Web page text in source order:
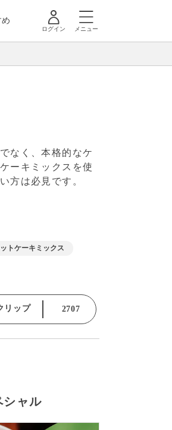
ログイン メニュー
なく、本格的なケ
ーキミックスを使
方は必見です。
トケーキミックス
リップ 2707
シャル